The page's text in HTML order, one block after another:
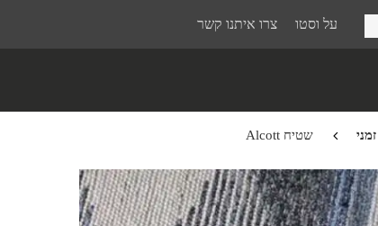
על וסטו צרו איתנו קשר
זמני שטיח Alcott